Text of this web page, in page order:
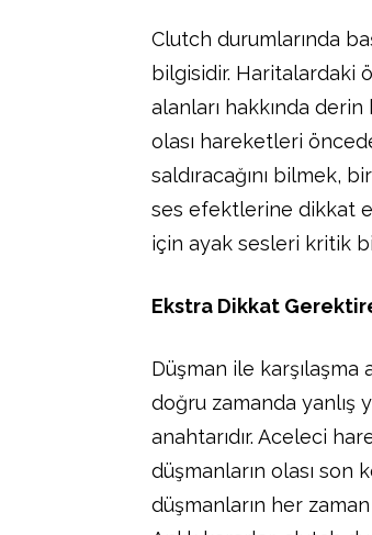
Clutch durumlarında
bilgisidir. Haritalardaki
alanları hakkında
olası hareketleri
saldıracağını bilmek,
ses efektlerine dikkat
için ayak sesleri kritik
Ekstra Dikkat
Düşman ile karşılaşma
doğru zamanda yanlış
anahtarıdır. Aceleci
düşmanların olası son
düşmanların her